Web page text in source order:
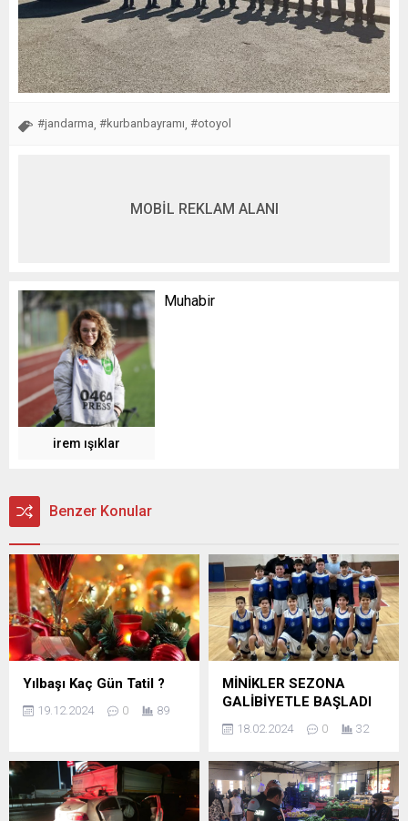
#jandarma #kurbanbayramı #otoyol
MOBİL REKLAM ALANI
irem ışıklar
Muhabir
Benzer Konular
Yılbaşı Kaç Gün Tatil ?
19.12.2024 0 89
MİNİKLER SEZONA
GALİBİYETLE BAŞLADI
18.02.2024 0 32